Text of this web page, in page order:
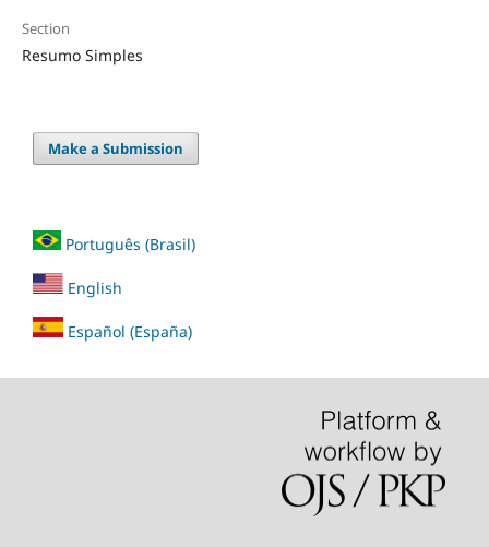
Section
Resumo Simples
Make a Submission
Português (Brasil)
English
Español (España)